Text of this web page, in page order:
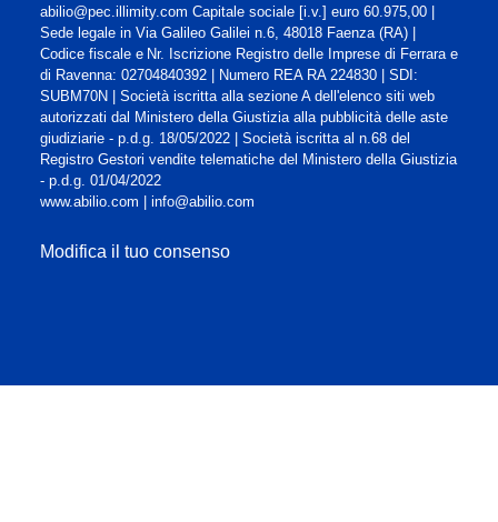
abilio@pec.illimity.com Capitale sociale [i.v.] euro 60.975,00 |
Sede legale in Via Galileo Galilei n.6, 48018 Faenza (RA) |
Codice fiscale e Nr. Iscrizione Registro delle Imprese di Ferrara e
di Ravenna: 02704840392 | Numero REA RA 224830 | SDI:
SUBM70N | Società iscritta alla sezione A dell'elenco siti web
autorizzati dal Ministero della Giustizia alla pubblicità delle aste
giudiziarie - p.d.g. 18/05/2022 | Società iscritta al n.68 del
Registro Gestori vendite telematiche del Ministero della Giustizia
- p.d.g. 01/04/2022
www.abilio.com | info@abilio.com
Modifica il tuo consenso